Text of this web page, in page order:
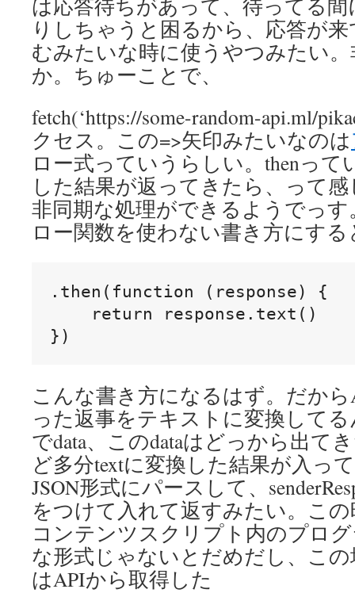
は応答待ちがあって、待ってる
りしちゃうと困るから、応答が
むみたいな時に使うやつみたい
か。ちゅーことで、
fetch(‘https://some-random-api.ml/
クセス。この=>矢印みたいなのは
ロー式っていうらしい。thenっ
した結果が返ってきたら、って
非同期な処理ができるようでっ
ロー関数を使わない書き方にする
.then(function (response) {
    return response.text()
})
こんな書き方になるはず。だか
った返事をテキストに変換して
でdata、このdataはどっから出て
ど多分textに変換した結果が入っ
JSON形式にパースして、
をつけて入れて返すみたい。この
コンテンツスクリプト内のプロ
な形式じゃないとだめだし、この
はAPIから取得した